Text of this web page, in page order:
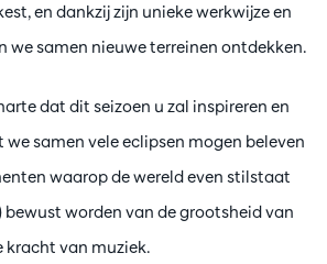
en dankzij zijn unieke werkwijze en
we samen nieuwe terreinen ontdekken.
dat dit seizoen u zal inspireren en
we samen vele eclipsen mogen beleven
waarop de wereld even stilstaat
bewust worden van de grootsheid van
kracht van muziek.